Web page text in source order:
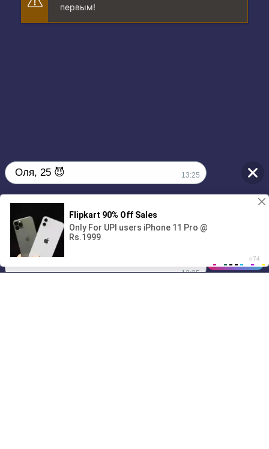
первым!
01/07
00:00
Оля, 25 😈 13:25
Без обязательств и лишних слов,
только сегодня 💦
1